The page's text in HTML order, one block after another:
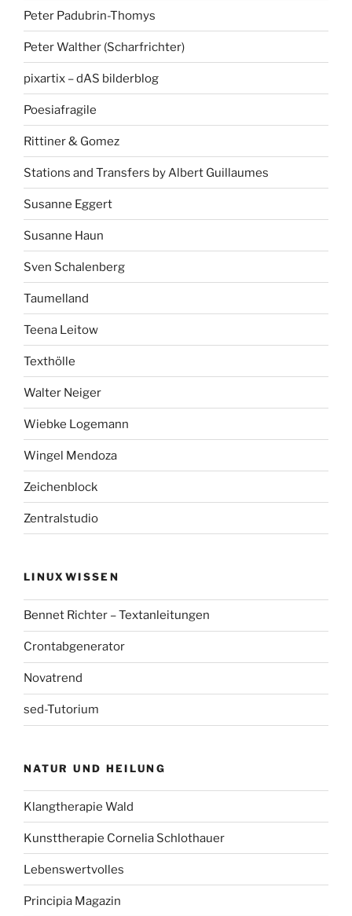
Peter Padubrin-Thomys
Peter Walther (Scharfrichter)
pixartix – dAS bilderblog
Poesiafragile
Rittiner & Gomez
Stations and Transfers by Albert Guillaumes
Susanne Eggert
Susanne Haun
Sven Schalenberg
Taumelland
Teena Leitow
Texthölle
Walter Neiger
Wiebke Logemann
Wingel Mendoza
Zeichenblock
Zentralstudio
LINUXWISSEN
Bennet Richter – Textanleitungen
Crontabgenerator
Novatrend
sed-Tutorium
NATUR UND HEILUNG
Klangtherapie Wald
Kunsttherapie Cornelia Schlothauer
Lebenswertvolles
Principia Magazin